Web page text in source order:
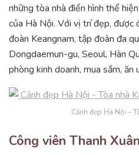
những tòa nhà điển hình thể
của Hà Nội. Với vị trí đẹp, được
đoàn Keangnam, tập đoàn đa
Dongdaemun-gu, Seoul, Hàn
phòng kinh doanh, mua sắm, ăn
Cảnh đẹp Hà Nội –
Công viên Thanh Xuân